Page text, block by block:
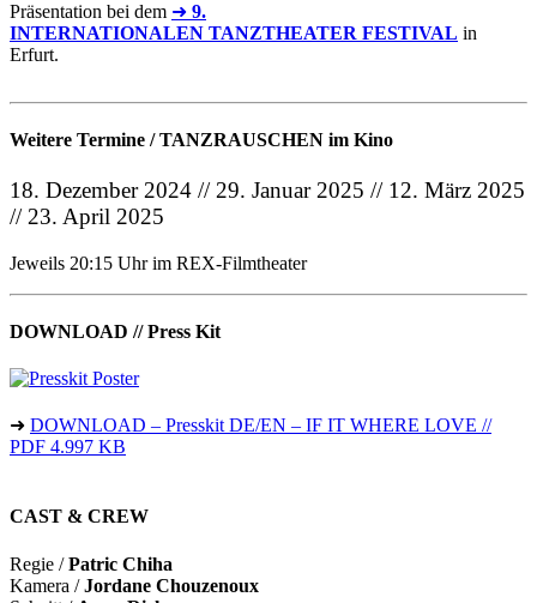
Präsentation bei dem ➜ 9.
INTERNATIONALEN TANZTHEATER FESTIVAL in
Erfurt.
Weitere Termine / TANZRAUSCHEN im Kino
18. Dezember 2024 // 29. Januar 2025 // 12. März 2025
// 23. April 2025
Jeweils 20:15 Uhr im REX-Filmtheater
DOWNLOAD // Press Kit
➜ DOWNLOAD – Presskit DE/EN – IF IT WHERE LOVE //
PDF 4.997 KB
CAST & CREW
Regie /Patric Chiha
Kamera /Jordane Chouzenoux